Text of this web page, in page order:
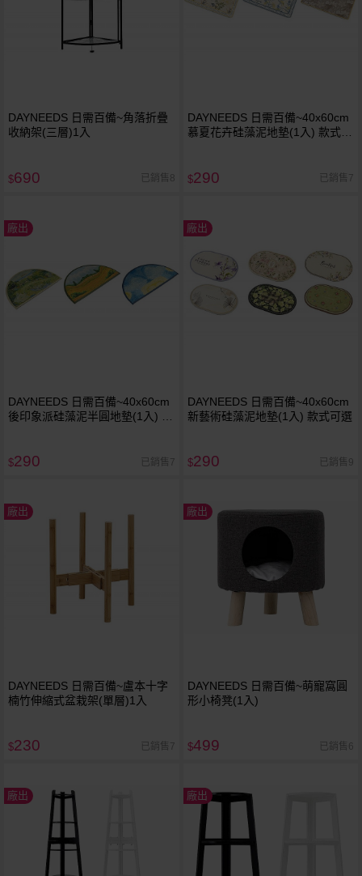
DAYNEEDS 日需百備~角落折疊
收納架(三層)1入
$690 已銷售8
DAYNEEDS 日需百備~40x60cm
慕夏花卉硅藻泥地墊(1入) 款式可
$290 已銷售7
廠出
DAYNEEDS 日需百備~40x60cm
後印象派硅藻泥半圓地墊(1入) 款
$290 已銷售7
廠出
DAYNEEDS 日需百備~40x60cm
新藝術硅藻泥地墊(1入) 款式可選
$290 已銷售9
廠出
DAYNEEDS 日需百備~盧本十字
楠竹伸縮式盆栽架(單層)1入
$230 已銷售7
廠出
DAYNEEDS 日需百備~萌寵窩圓
形小椅凳(1入)
$499 已銷售6
廠出 廠出